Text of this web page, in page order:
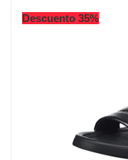
Descuento 35%